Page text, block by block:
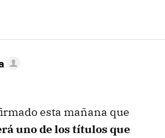
esta mañana que
uno de los títulos que